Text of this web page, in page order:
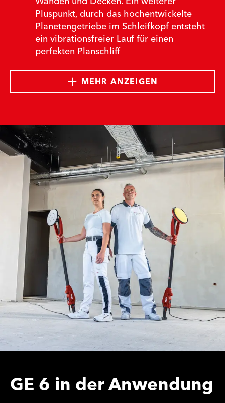
Pluspunkt, durch das hochentwickelte
Planetengetriebe im Schleifkopf entsteht
ein vibrationsfreier Lauf für einen
perfekten Planschliff
MEHR ANZEIGEN
GE 6 in der Anwendung